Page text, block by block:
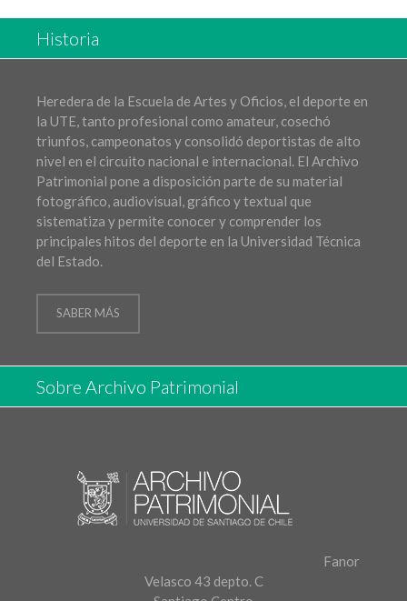
Historia
Heredera de la Escuela de Artes y Oficios, el deporte en
la UTE, tanto profesional como amateur, cosechó
triunfos, campeonatos y consolidó deportistas de alto
nivel en el circuito nacional e internacional. El Archivo
Patrimonial pone a disposición parte de su material
fotográfico, audiovisual, gráfico y textual que
sistematiza y permite conocer y comprender los
principales hitos del deporte en la Universidad Técnica
del Estado.
SABER MÁS
Sobre Archivo Patrimonial
Fanor
Velasco 43 depto. C